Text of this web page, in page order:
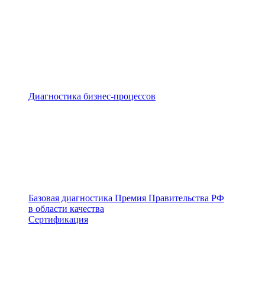
Диагностика бизнес-процессов
Базовая диагностика Премия Правительства РФ
в области качества
Сертификация